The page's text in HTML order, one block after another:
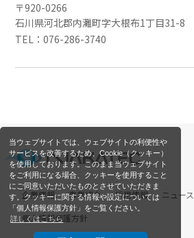
当ウェブサイトでは、ウェブサイトの利便性や
サービスを改善するため、Cookie（クッキー）
を使用しております。このまま当ウェブサイト
をご利用になる場合、クッキーを使用すること
にご同意いただいたものとさせていただきま
す。クッキーに関する情報や設定については
「個人情報保護方針」をご覧ください。
詳しくはこちら
〒920-0266
石川県河北郡内灘町字大根布1丁目31-8
TEL：076-286-3740
企業情報 事業紹介 採用情報 ニュース
個人情報保護方針